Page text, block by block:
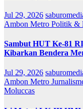
Jul 29, 2026
Ambon Metro Politik &
Sambut HUT Ke-81
Kibarkan Bendera
Jul 29, 2026
Ambon Metro
Moluccas